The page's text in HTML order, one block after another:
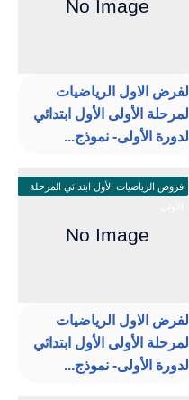
الفرض الاول الرياضيات
المرحلة الأولى الأول ابتدائي
الدورة الأولى- نموذج...
فروض الرياضيات الأول ابتدائي المرحلة
الفرض الاول الرياضيات
المرحلة الأولى الأول ابتدائي
الدورة الأولى- نموذج...